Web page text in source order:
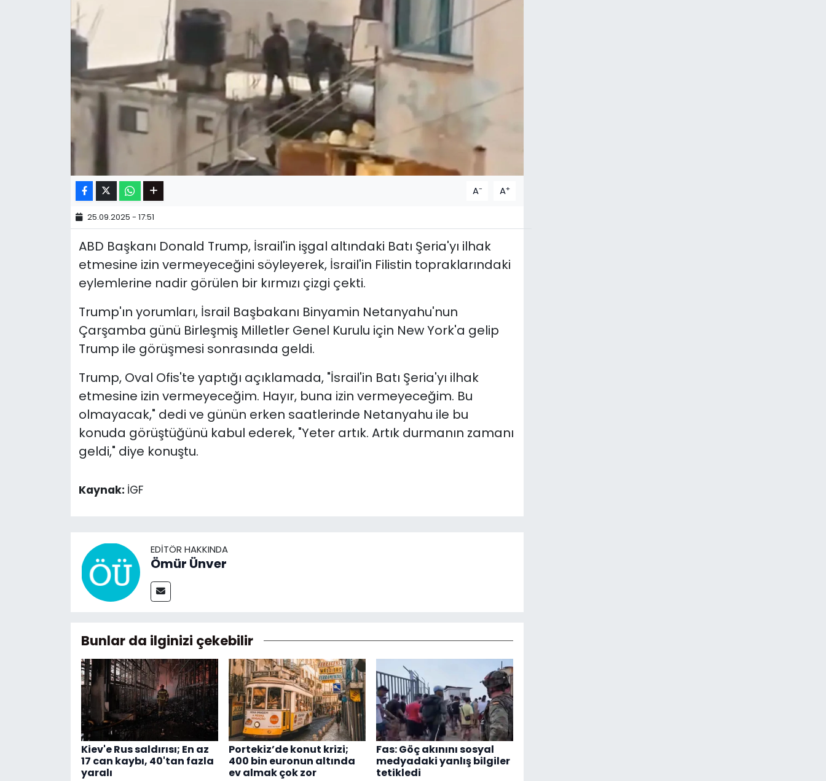
A- A+
25.09.2025 - 17:51
ABD Başkanı Donald Trump, İsrail'in işgal altındaki Batı Şeria'yı ilhak
etmesine izin vermeyeceğini söyleyerek, İsrail'in Filistin topraklarındaki
eylemlerine nadir görülen bir kırmızı çizgi çekti.
Trump'ın yorumları, İsrail Başbakanı Binyamin Netanyahu'nun
Çarşamba günü Birleşmiş Milletler Genel Kurulu için New York'a gelip
Trump ile görüşmesi sonrasında geldi.
Trump, Oval Ofis'te yaptığı açıklamada, "İsrail'in Batı Şeria'yı ilhak
etmesine izin vermeyeceğim. Hayır, buna izin vermeyeceğim. Bu
olmayacak," dedi ve günün erken saatlerinde Netanyahu ile bu
konuda görüştüğünü kabul ederek, "Yeter artık. Artık durmanın zamanı
geldi," diye konuştu.
Kaynak: İGF
EDITÖR HAKKINDA
Ömür Ünver
Bunlar da ilginizi çekebilir
Kiev'e Rus saldırısı; En az
17 can kaybı, 40'tan fazla
yaralı
Portekiz’de konut krizi;
400 bin euronun altında
ev almak çok zor
Fas: Göç akınını sosyal
medyadaki yanlış bilgiler
tetikledi